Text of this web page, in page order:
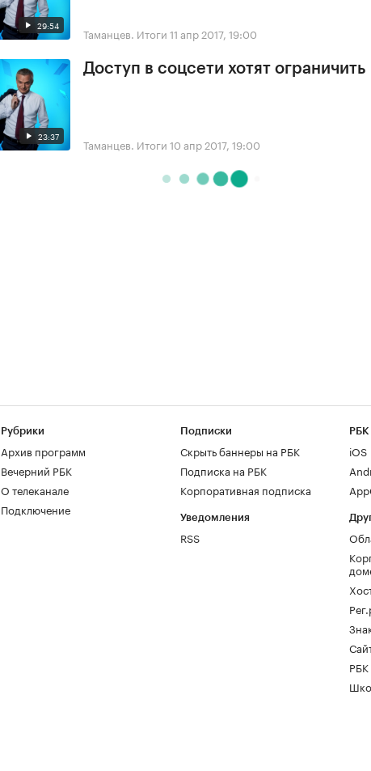
29:54 Таманцев. Итоги 11 апр 2017, 19:00
23:37
Доступ в соцсети хотят ограничить
Таманцев. Итоги 10 апр 2017, 19:00
Рубрики
Архив программ
Вечерний РБК
О телеканале
Подключение
Подписки
Скрыть баннеры на РБК
Подписка на РБК
Корпоративная подписка
Уведомления
RSS
РБК
iOS